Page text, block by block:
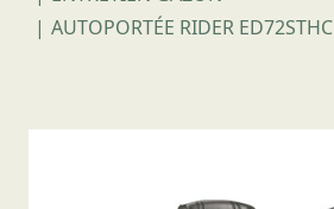
AUTOPORTÉE RIDER ED72STHC